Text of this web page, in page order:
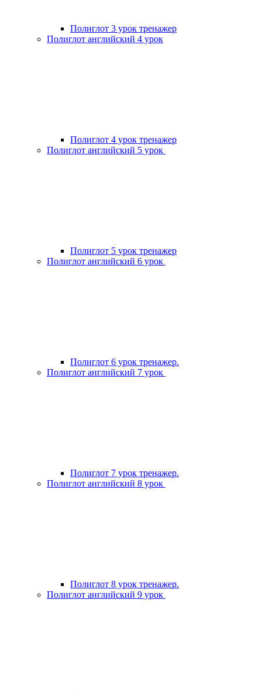
Полиглот 3 урок тренажер
Полиглот английский 4 урок
Полиглот 4 урок тренажер
Полиглот английский 5 урок
Полиглот 5 урок тренажер
Полиглот английский 6 урок
Полиглот 6 урок тренажер.
Полиглот английский 7 урок
Полиглот 7 урок тренажер.
Полиглот английский 8 урок
Полиглот 8 урок тренажер.
Полиглот английский 9 урок